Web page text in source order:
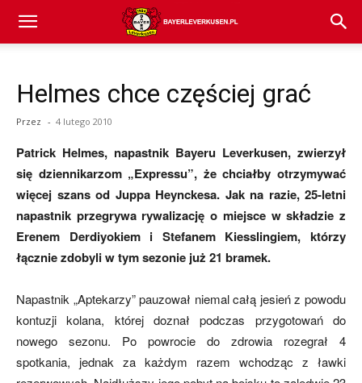
Bayer
Leverkusen
(transfery,
Helmes chce częściej grać
Przez - 4 lutego 2010
Patrick Helmes, napastnik Bayeru Leverkusen, zwierzył
się dziennikarzom „Expressu”, że chciałby otrzymywać
więcej szans od Juppa Heynckesa. Jak na razie, 25-letni
napastnik przegrywa rywalizację o miejsce w składzie z
Erenem Derdiyokiem i Stefanem Kiesslingiem, którzy
łącznie zdobyli w tym sezonie już 21 bramek.
Napastnik „Aptekarzy” pauzował niemal całą jesień z powodu
kontuzji kolana, której doznał podczas przygotowań do
nowego sezonu. Po powrocie do zdrowia rozegrał 4
spotkania, jednak za każdym razem wchodząc z ławki